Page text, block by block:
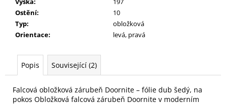
Ostění:
10
Typ:
obložková
Orientace: levá, pravá
Popis Související (2)
Falcová obložková zárubeň Doornite – fólie dub šedý, na
pokos Obložková falcová zárubeň Doornite v moderním